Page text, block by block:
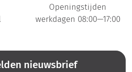
Openingstijden
werkdagen 08:00—17:00
nieuwsbrief